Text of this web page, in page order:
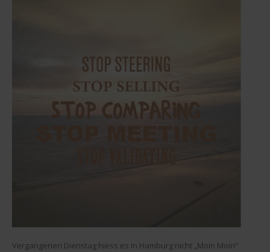
Vergangenen Dienstag hiess es in Hamburg nicht „Moin Moin“